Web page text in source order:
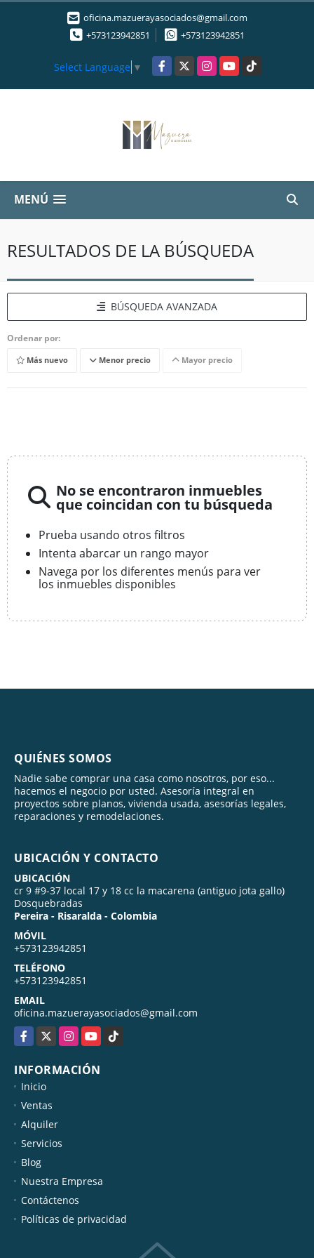
oficina.mazuerayasociados@gmail.com
+573123942851
+573123942851
Select Language ▼ Facebook
X InstagramYouTubeTikTok
MENÚ
RESULTADOS DE LA BÚSQUEDA
BÚSQUEDA AVANZADA
Ordenar por:
Más nuevo Menor precio Mayor precio
No se encontraron inmuebles
que coincidan con tu búsqueda
Prueba usando otros filtros
Intenta abarcar un rango mayor
Navega por los diferentes menús para ver
los inmuebles disponibles
QUIÉNES SOMOS
Nadie sabe comprar una casa como nosotros, por eso...
hacemos el negocio por usted. Asesoría integral en
proyectos sobre planos, vivienda usada, asesorías legales,
reparaciones y remodelaciones.
UBICACIÓN Y CONTACTO
UBICACIÓN
cr 9 #9-37 local 17 y 18 cc la macarena (antiguo jota gallo)
Dosquebradas
Pereira - Risaralda - Colombia
MÓVIL
+573123942851
TELÉFONO
+573123942851
EMAIL
oficina.mazuerayasociados@gmail.com
INFORMACIÓN
Inicio
Ventas
Alquiler
Servicios
Blog
Nuestra Empresa
Contáctenos